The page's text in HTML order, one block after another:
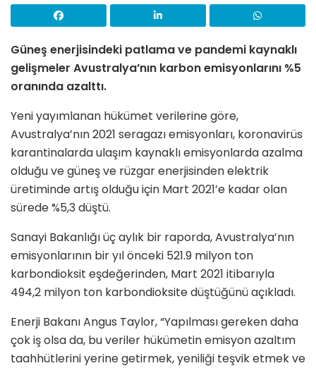
Güneş enerjisindeki patlama ve pandemi kaynaklı
gelişmeler Avustralya’nın karbon emisyonlarını %5
oranında azalttı.
Yeni yayımlanan hükümet verilerine göre,
Avustralya’nın 2021 seragazı emisyonları, koronavirüs
karantinalarda ulaşım kaynaklı emisyonlarda azalma
olduğu ve güneş ve rüzgar enerjisinden elektrik
üretiminde artış olduğu için Mart 2021’e kadar olan
sürede %5,3 düştü.
Sanayi Bakanlığı üç aylık bir raporda, Avustralya’nın
emisyonlarının bir yıl önceki 521.9 milyon ton
karbondioksit eşdeğerinden, Mart 2021 itibarıyla
494,2 milyon ton karbondioksite düştüğünü açıkladı.
Enerji Bakanı Angus Taylor, “Yapılması gereken daha
çok iş olsa da, bu veriler hükümetin emisyon azaltım
taahhütlerini yerine getirmek, yeniliği teşvik etmek ve